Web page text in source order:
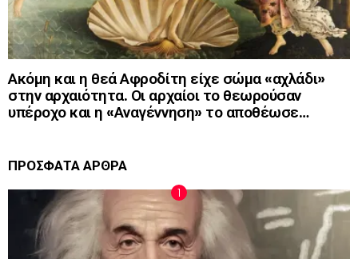
Ακόμη και η θεά Αφροδίτη είχε σώμα «αχλάδι»
στην αρχαιότητα. Οι αρχαίοι το θεωρούσαν
υπέροχο και η «Αναγέννηση» το αποθέωσε…
ΠΡΟΣΦΑΤΑ ΑΡΘΡΑ